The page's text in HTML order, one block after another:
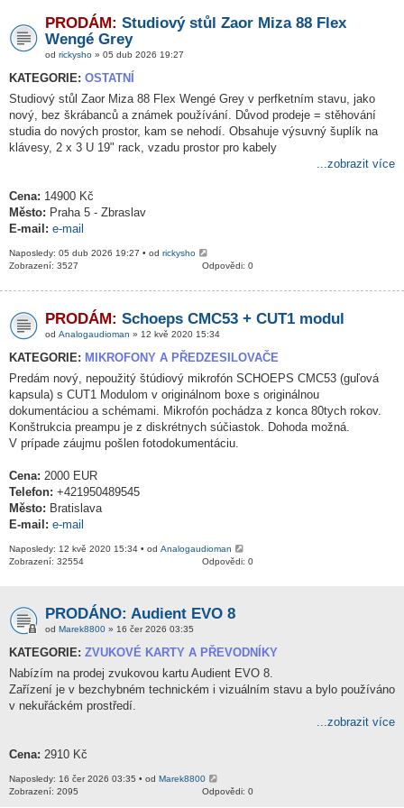
PRODÁM: Studiový stůl Zaor Miza 88 Flex
Wengé Grey
od rickysho » 05 dub 2026 19:27
KATEGORIE: OSTATNÍ
Studiový stůl Zaor Miza 88 Flex Wengé Grey v perfketním stavu, jako
nový, bez škrábanců a známek používání. Důvod prodeje = stěhování
studia do nových prostor, kam se nehodí. Obsahuje výsuvný šuplík na
klávesy, 2 x 3 U 19" rack, vzadu prostor pro kabely
...zobrazit více
Cena: 14900 Kč
Město: Praha 5 - Zbraslav
E-mail: e-mail
Naposledy: 05 dub 2026 19:27 • od rickysho
Odpovědi: 0
Zobrazení: 3527
PRODÁM: Schoeps CMC53 + CUT1 modul
od Analogaudioman » 12 kvě 2020 15:34
KATEGORIE: MIKROFONY A PŘEDZESILOVAČE
Predám nový, nepoužitý štúdiový mikrofón SCHOEPS CMC53 (guľová
kapsula) s CUT1 Modulom v originálnom boxe s originálnou
dokumentáciou a schémami. Mikrofón pochádza z konca 80tych rokov.
Konštrukcia preampu je z diskrétnych súčiastok. Dohoda možná.
V prípade záujmu pošlen fotodokumentáciu.
Cena: 2000 EUR
Telefon: +421950489545
Město: Bratislava
E-mail: e-mail
Naposledy: 12 kvě 2020 15:34 • od Analogaudioman
Odpovědi: 0
Zobrazení: 32554
PRODÁNO: Audient EVO 8
od Marek8800 » 16 čer 2026 03:35
KATEGORIE: ZVUKOVÉ KARTY A PŘEVODNÍKY
Nabízím na prodej zvukovou kartu Audient EVO 8.
Zařízení je v bezchybném technickém i vizuálním stavu a bylo používáno
v nekuřáckém prostředí.
...zobrazit více
Cena: 2910 Kč
Naposledy: 16 čer 2026 03:35 • od Marek8800
Odpovědi: 0
Zobrazení: 2095